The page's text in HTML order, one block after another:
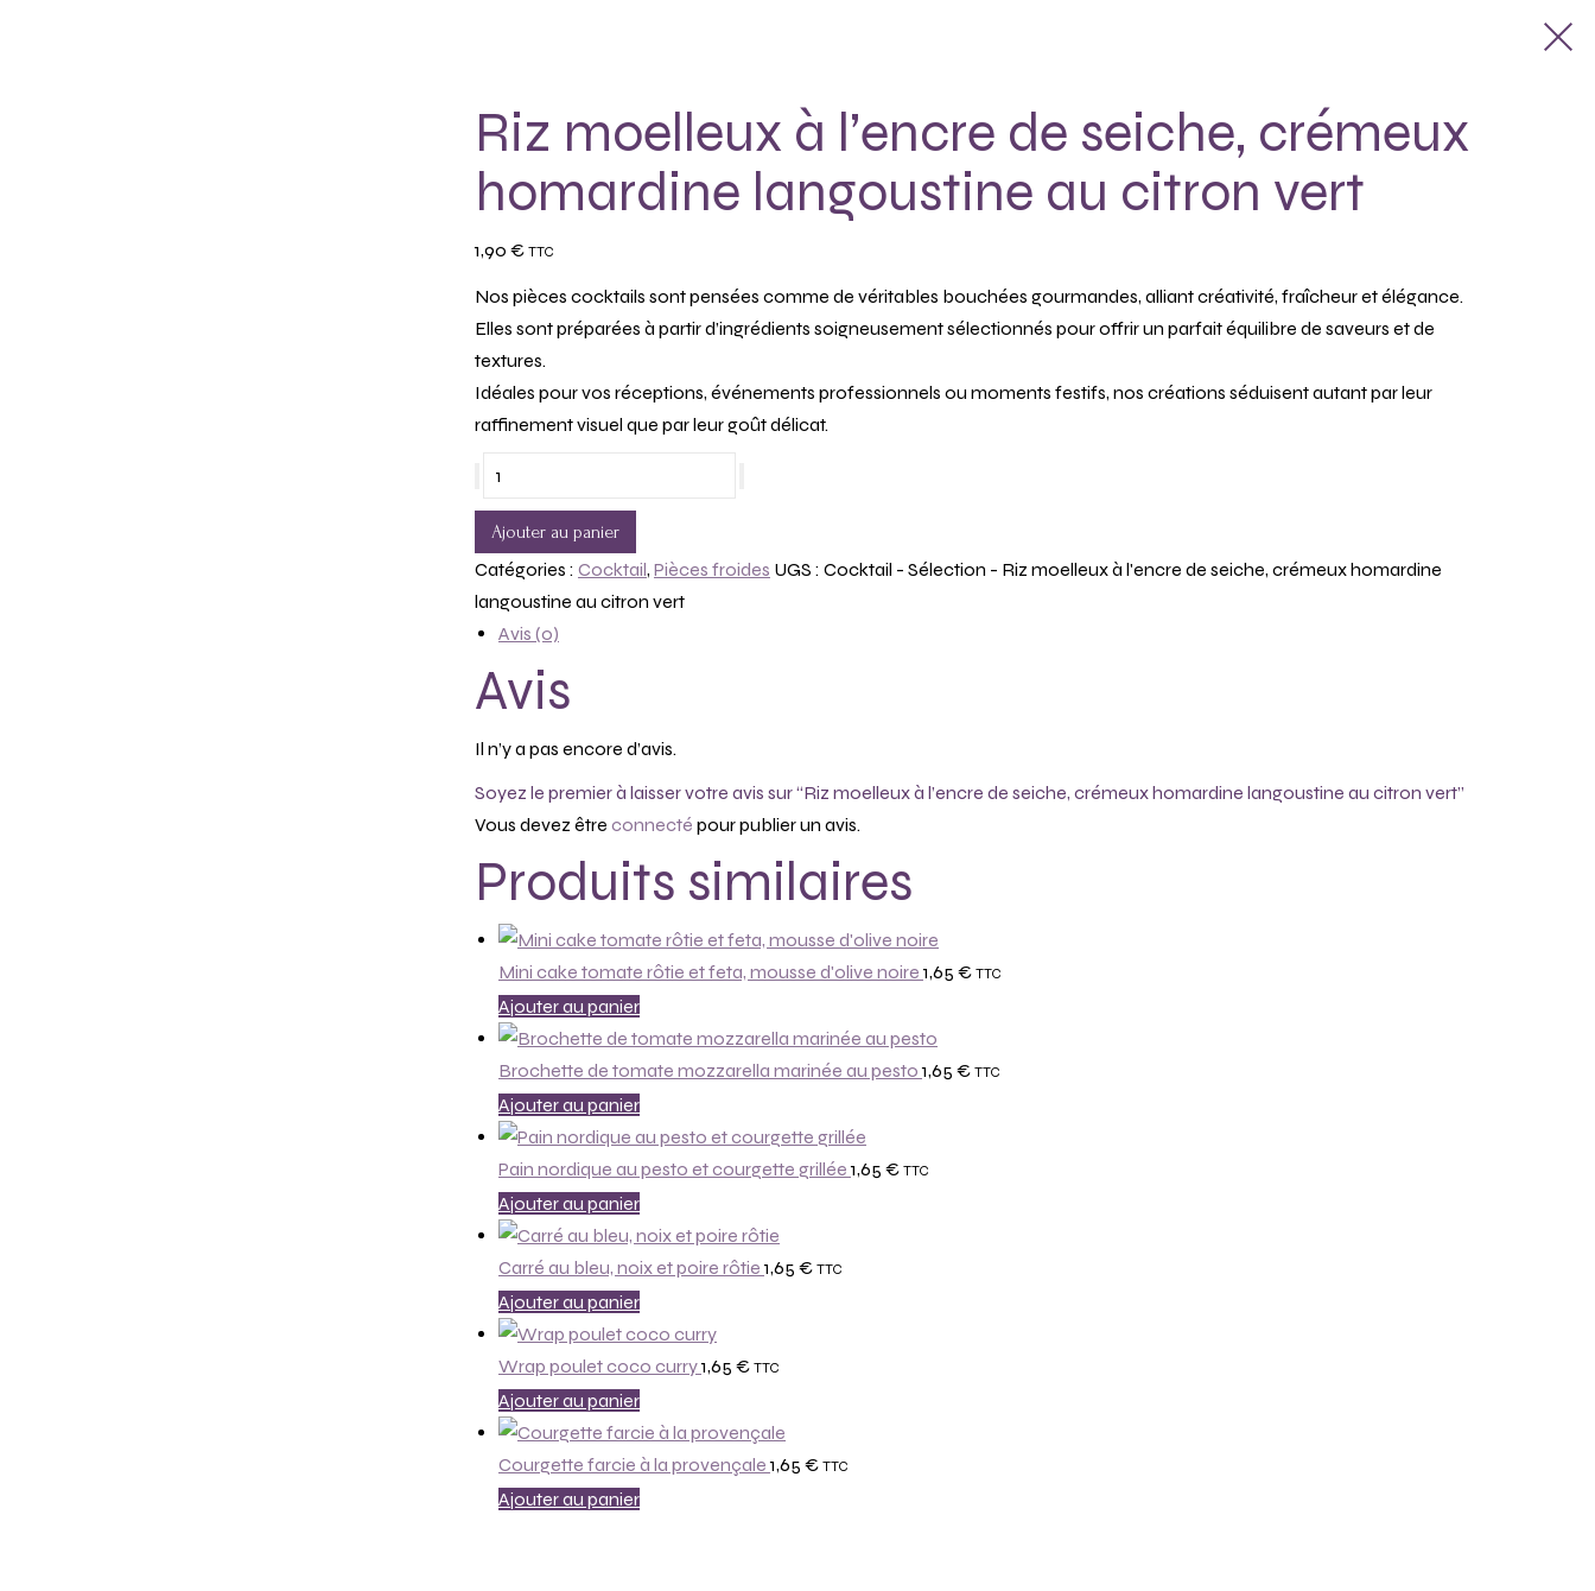
Riz moelleux à l’encre de seiche, crémeux
homardine langoustine au citron vert
1,90 € TTC
Nos pièces cocktails sont pensées comme de véritables bouchées gourmandes, alliant créativité, fraîcheur et élégance.
Elles sont préparées à partir d’ingrédients soigneusement sélectionnés pour offrir un parfait équilibre de saveurs et de
textures.
Idéales pour vos réceptions, événements professionnels ou moments festifs, nos créations séduisent autant par leur
raffinement visuel que par leur goût délicat.
Ajouter au panier
Catégories : Cocktail, Pièces froides UGS : Cocktail - Sélection - Riz moelleux à l'encre de seiche, crémeux homardine
langoustine au citron vert
Avis (0)
Avis
Il n’y a pas encore d’avis.
Soyez le premier à laisser votre avis sur “Riz moelleux à l’encre de seiche, crémeux homardine langoustine au citron vert”
Vous devez être connecté pour publier un avis.
Produits similaires
Mini cake tomate rôtie et feta, mousse d'olive noire1,65 € TTC
Ajouter au panier
Brochette de tomate mozzarella marinée au pesto1,65 € TTC
Ajouter au panier
Pain nordique au pesto et courgette grillée1,65 € TTC
Ajouter au panier
Carré au bleu, noix et poire rôtie1,65 € TTC
Ajouter au panier
Wrap poulet coco curry1,65 € TTC
Ajouter au panier
Courgette farcie à la provençale1,65 € TTC
Ajouter au panier